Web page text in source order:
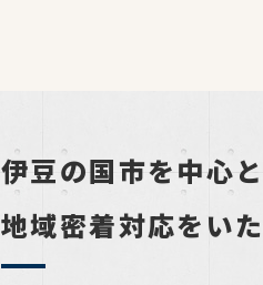
伊豆の国市を中心
地域密着対応をい